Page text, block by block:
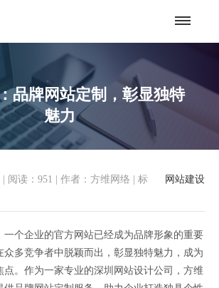
品牌网站定制，彰显独特
魅力
网站建设
阅读：951 作者：方维网络
标
一个企业的官方网站已经成为品牌形象的重要
众多竞争者中脱颖而出，彰显独特魅力，成为
点。作为一家专业的深圳网站设计公司，方维